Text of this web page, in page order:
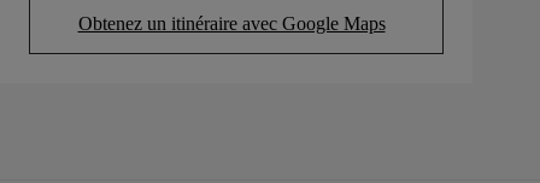
Obtenez un itinéraire avec Google Maps
(Opens in new tab)